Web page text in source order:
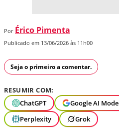
Por Érico Pimenta
Publicado em 13/06/2026 às 11h00
Seja o primeiro a comentar.
RESUMIR COM:
ChatGPT
Google AI Mode
Perplexity
Grok